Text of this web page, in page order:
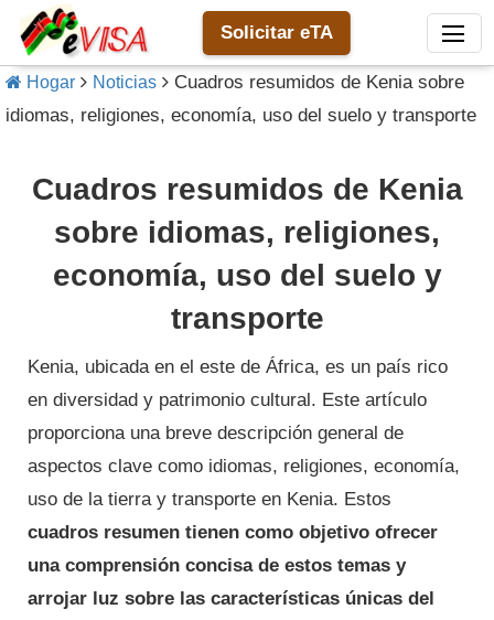
Solicitar eTA
Hogar Noticias
Cuadros resumidos de Kenia sobre
idiomas, religiones, economía, uso del suelo y transporte
Cuadros resumidos de Kenia
sobre idiomas, religiones,
economía, uso del suelo y
transporte
Kenia, ubicada en el este de África, es un país rico
en diversidad y patrimonio cultural. Este artículo
proporciona una breve descripción general de
aspectos clave como idiomas, religiones, economía,
uso de la tierra y transporte en Kenia. Estos
cuadros resumen tienen como objetivo ofrecer
una comprensión concisa de estos temas y
arrojar luz sobre las características únicas del